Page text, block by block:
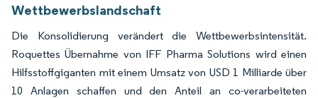
Wettbewerbslandschaft
Die Konsolidierung verändert die Wettbewerbsintensität.
Roquettes Übernahme von IFF Pharma Solutions wird einen
Hilfsstoffgiganten mit einem Umsatz von USD 1 Milliarde über
10 Anlagen schaffen und den Anteil an co-verarbeiteten